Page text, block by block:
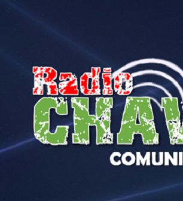
55
jueves, agosto 6, 2026